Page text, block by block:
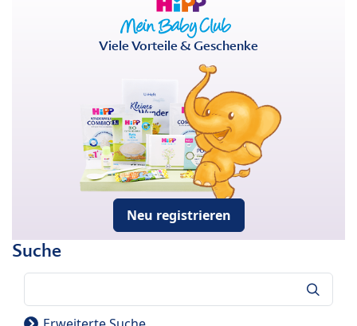
Viele Vorteile & Geschenke
Neu registrieren
Suche